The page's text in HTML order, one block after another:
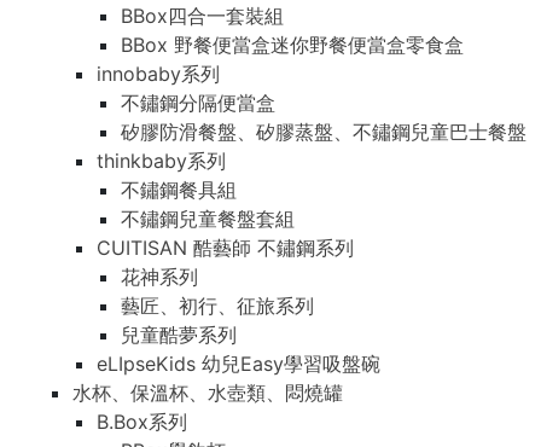
BBox四合一套裝組
BBox 野餐便當盒迷你野餐便當盒零食盒
innobaby系列
不鏽鋼分隔便當盒
矽膠防滑餐盤、矽膠蒸盤、不鏽鋼兒童巴士餐盤
thinkbaby系列
不鏽鋼餐具組
不鏽鋼兒童餐盤套組
CUITISAN 酷藝師 不鏽鋼系列
花神系列
藝匠、初行、征旅系列
兒童酷夢系列
eLIpseKids 幼兒Easy學習吸盤碗
水杯、保溫杯、水壺類、悶燒罐
B.Box系列